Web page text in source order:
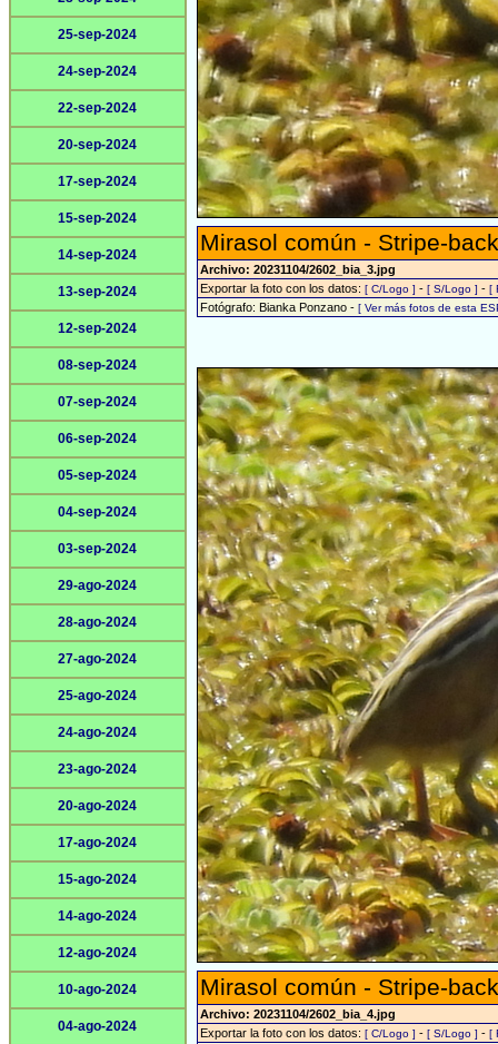
25-sep-2024
24-sep-2024
22-sep-2024
20-sep-2024
17-sep-2024
15-sep-2024
14-sep-2024
13-sep-2024
12-sep-2024
08-sep-2024
07-sep-2024
06-sep-2024
05-sep-2024
04-sep-2024
03-sep-2024
29-ago-2024
28-ago-2024
27-ago-2024
25-ago-2024
24-ago-2024
23-ago-2024
20-ago-2024
17-ago-2024
15-ago-2024
14-ago-2024
12-ago-2024
10-ago-2024
04-ago-2024
Mirasol común - Stripe-
Archivo: 20231104/2602_bia_3.jpg
Exportar la foto con los datos: [ C/Logo ] - [ S/Logo ] - [
Fotógrafo: Bianka Ponzano - [ Ver más fotos de esta
Mirasol común - Stripe-
Archivo: 20231104/2602_bia_4.jpg
Exportar la foto con los datos: [ C/Logo ] - [ S/Logo ] - [